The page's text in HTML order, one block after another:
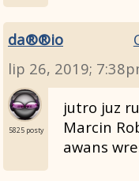
da®®io
lip 26, 2019;
5825 posty
jutro juz
Marcin
awans